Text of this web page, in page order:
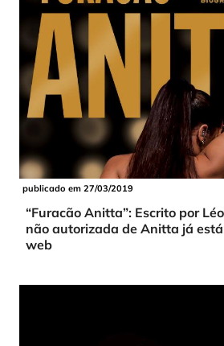
publicado em 27/03/2019
“Furacão Anitta”: Escrito por
não autorizada de Anitta já
web